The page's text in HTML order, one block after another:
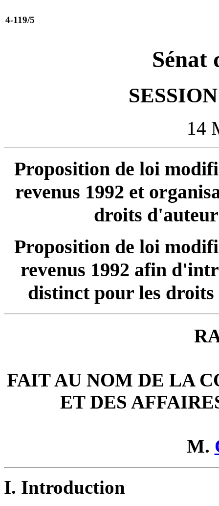
4-119/5
Sénat
14
Proposition de loi
revenus 1992 et
droits
Proposition de loi
revenus 1992 afin
distinct pour les
FAIT AU NOM DE LA
ET DES
M.
I. Introduction